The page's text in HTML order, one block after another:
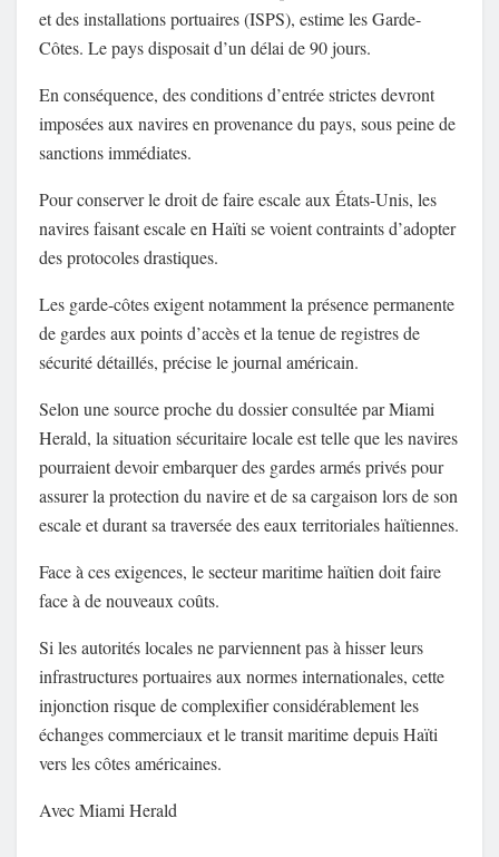
et des installations portuaires (ISPS), estime les Garde-
Côtes. Le pays disposait d’un délai de 90 jours.
En conséquence, des conditions d’entrée strictes devront
imposées aux navires en provenance du pays, sous peine de
sanctions immédiates.
Pour conserver le droit de faire escale aux États-Unis, les
navires faisant escale en Haïti se voient contraints d’adopter
des protocoles drastiques.
Les garde-côtes exigent notamment la présence permanente
de gardes aux points d’accès et la tenue de registres de
sécurité détaillés, précise le journal américain.
Selon une source proche du dossier consultée par Miami
Herald, la situation sécuritaire locale est telle que les navires
pourraient devoir embarquer des gardes armés privés pour
assurer la protection du navire et de sa cargaison lors de son
escale et durant sa traversée des eaux territoriales haïtiennes.
Face à ces exigences, le secteur maritime haïtien doit faire
face à de nouveaux coûts.
Si les autorités locales ne parviennent pas à hisser leurs
infrastructures portuaires aux normes internationales, cette
injonction risque de complexifier considérablement les
échanges commerciaux et le transit maritime depuis Haïti
vers les côtes américaines.
Avec Miami Herald